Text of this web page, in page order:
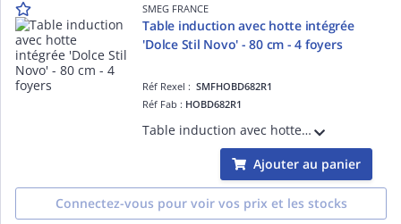
SMEG FRANCE
Table induction avec hotte intégrée
'Dolce Stil Novo' - 80 cm - 4 foyers
Réf Rexel :SMFHOBD682R1
Réf Fab : HOBD682R1
Table induction avec hotte intégrée de 83 cm, Installation traditionnelle - ESTHÉTIQUE ET COMMANDES : Verre céramique Eclipse avec bord droit et finition cuivre, Grille en fonte, Commandes Multislider (sliders individuels pour chaque foyer
Ajouter au panier
Connectez-vous pour voir vos prix et les stocks